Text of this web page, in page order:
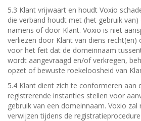
5.3 Klant vrijwaart en houdt Voxio
die verband houdt met (het gebruik
namens of door Klant. Voxio is niet
verliezen door Klant van diens
voor het feit dat de domeinnaam
wordt aangevraagd en/of verkregen,
opzet of bewuste roekeloosheid van
5.4 Klant dient zich te conformeren aan
registrerende instanties stellen voor
gebruik van een domeinnaam. Voxio zal
verwijzen tijdens de registratieprocedure.